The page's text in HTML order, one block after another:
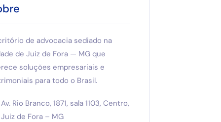
de advocacia sediado na
de Juiz de Fora — MG que
soluções empresariais e
para todo o Brasil.
Av. Rio Branco, 1871, sala 1103, Centro,
Juiz de Fora – MG